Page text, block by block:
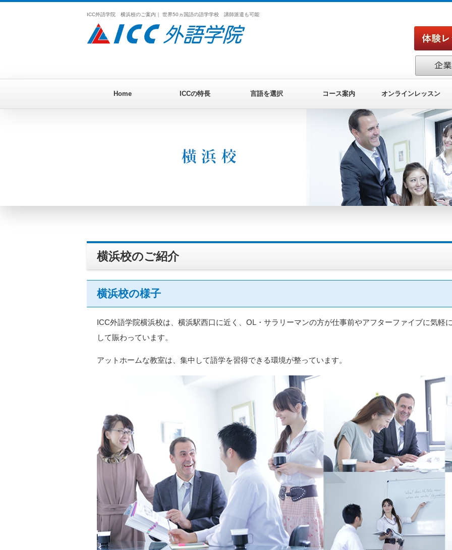
ICC外語学院 横浜校のご案内｜ 世界50ヵ国語の語学学校 講師派遣も可能
Home ICCの特長 言語を選択 コース案内 オンラインレッスン
横浜校のご紹介
横浜校の様子
ICC外語学院横浜校は、横浜駅西口に近く、OL・サラリーマンの方が仕事前やアフターファイブに気軽
して賑わっています。
アットホームな教室は、集中して語学を習得できる環境が整っています。